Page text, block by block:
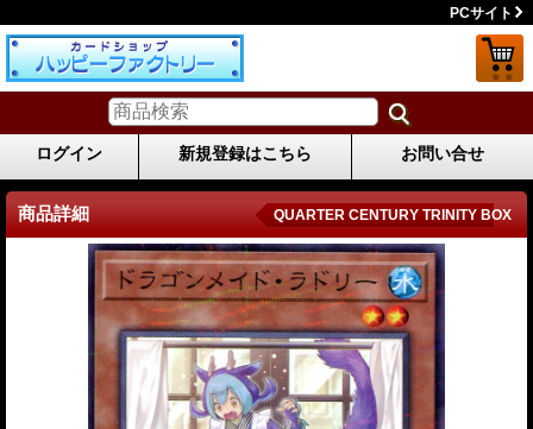
PCサイト
ログイン 新規登録はこちら お問い合せ
商品詳細 QUARTER CENTURY TRINITY BOX